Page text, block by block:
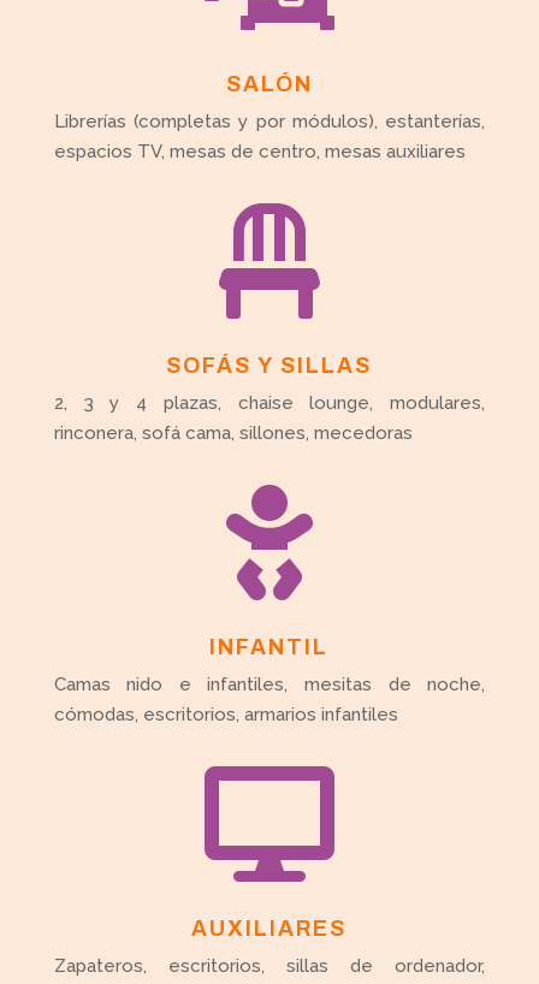
SALÓN
Librerías (completas y por módulos), estanterías,
espacios TV, mesas de centro, mesas auxiliares

SOFÁS Y SILLAS
2, 3 y 4 plazas, chaise lounge, modulares,
rinconera, sofá cama, sillones, mecedoras

INFANTIL
Camas nido e infantiles, mesitas de noche,
cómodas, escritorios, armarios infantiles

AUXILIARES
Zapateros, escritorios, sillas de ordenador,